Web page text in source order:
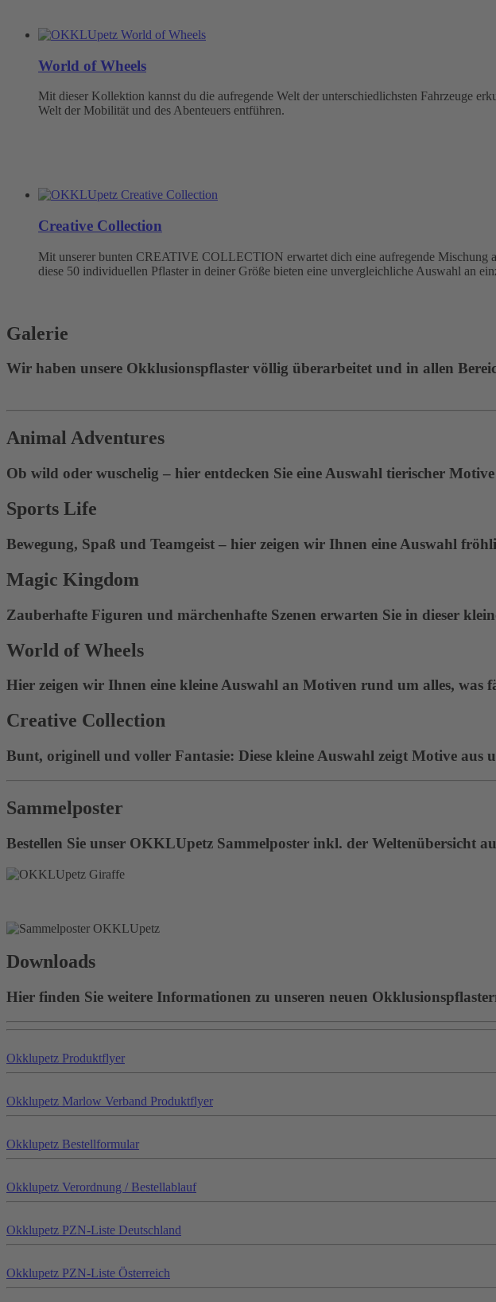
World of Wheels
Mit dieser Kollektion kannst du die aufregende Welt der unterschiedlichsten Fahrzeuge
Welt der Mobilität und des Abenteuers entführen.
Creative Collection
Mit unserer bunten CREATIVE COLLECTION erwartet dich eine aufregende Mischung
diese 50 individuellen Pflaster in deiner Größe bieten eine unvergleichliche Auswahl an
Galerie
Wir haben unsere Okklusionspflaster völlig überarbeitet und in allen
Animal Adventures
Ob wild oder wuschelig – hier entdecken Sie eine Auswahl tierischer
Sports Life
Bewegung, Spaß und Teamgeist – hier zeigen wir Ihnen eine Auswahl
Magic Kingdom
Zauberhafte Figuren und märchenhafte Szenen erwarten Sie in dieser
World of Wheels
Hier zeigen wir Ihnen eine kleine Auswahl an Motiven rund um alles,
Creative Collection
Bunt, originell und voller Fantasie: Diese kleine Auswahl zeigt Motive aus
Sammelposter
Bestellen Sie unser OKKLUpetz Sammelposter inkl. der Weltenübersicht
Downloads
Hier finden Sie weitere Informationen zu unseren neuen
Okklupetz Produktflyer
Okklupetz Marlow Verband Produktflyer
Okklupetz Bestellformular
Okklupetz Verordnung / Bestellablauf
Okklupetz PZN-Liste Deutschland
Okklupetz PZN-Liste Österreich